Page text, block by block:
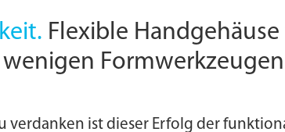
Flexible
verdanken ist dieser Erfolg der